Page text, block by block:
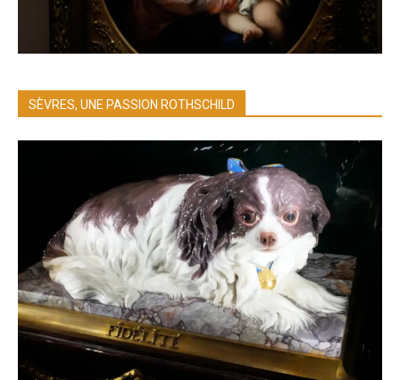
SÈVRES, UNE PASSION ROTHSCHILD